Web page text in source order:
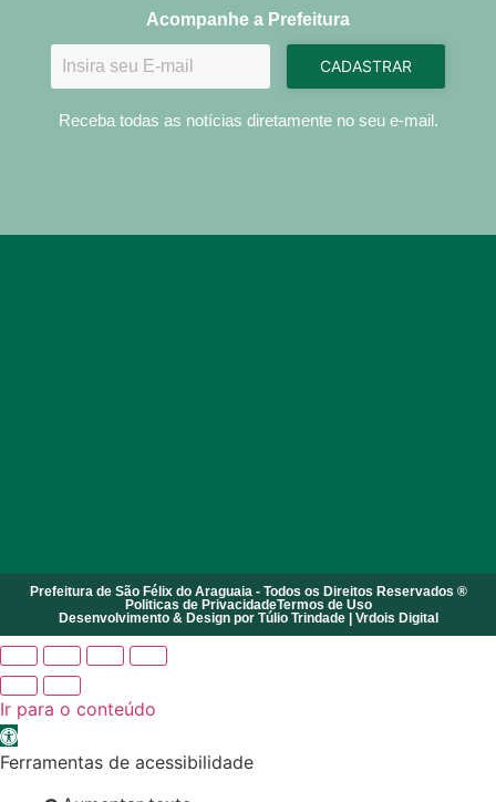
Acompanhe a Prefeitura
CADASTRAR
Receba todas as notícias diretamente no seu e-mail.
Prefeitura de São Félix do Araguaia - Todos os Direitos Reservados ®
Politicas de PrivacidadeTermos de Uso
Desenvolvimento & Design por Túlio Trindade | Vrdois Digital
Ir para o conteúdo
Abrir a barra de ferramentas
Ferramentas de acessibilidade